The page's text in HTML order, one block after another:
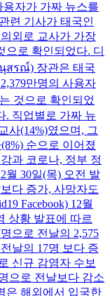
용자가 가짜 뉴스를
련 기사가 태국인
외로 교사가 가장
로 확인되었다. 디
สรณ์) 장관은 태국
만명의 사용자
것으로 확인되었
. 직업별로 가짜 뉴
사(14%)였으며, 그
순으로 이어졌
과 코로나, 정부 정
월 30일(목) 오전 발
다 증가, 사망자도
Facebook) 12월
상황 발표에 따르
으로 전날의 2,575
날의 17명 보다 증
신규 감염자 수보
으로 전날보다 감소
은 해외에서 입국한